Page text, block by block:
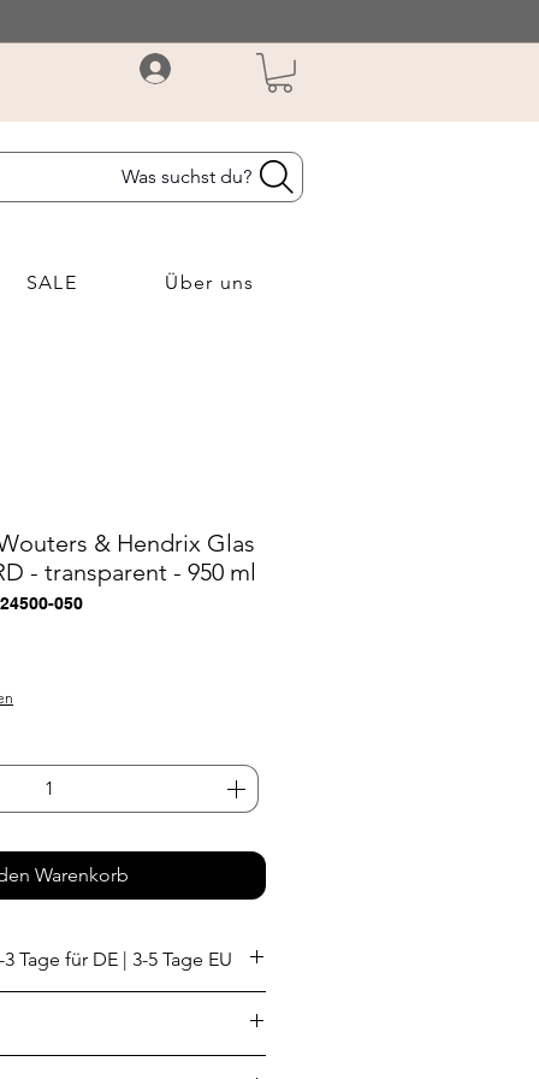
Was suchst du?
SALE Über uns
& Hendrix Glas
- transparent - 950 ml
050
Warenkorb
Tage für DE | 3-5 Tage EU